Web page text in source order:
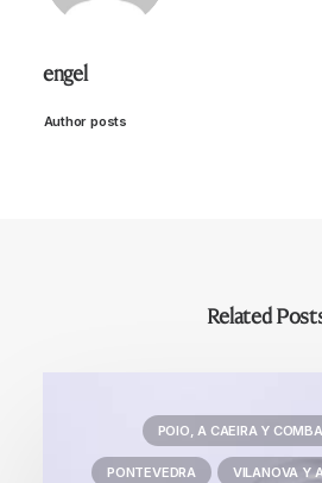
engel
Author posts
Related
POIO, A CAEIRA Y
PONTEVEDRA VILANOVA Y